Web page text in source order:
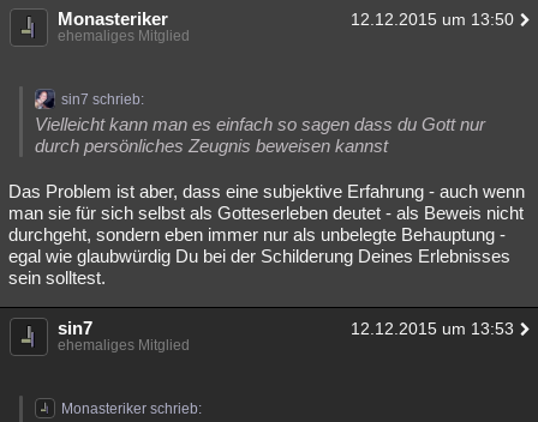
Monasteriker 12.12.2015 um 13:50
ehemaliges Mitglied
sin7 schrieb:
Vielleicht kann man es einfach so sagen dass du Gott nur
durch persönliches Zeugnis beweisen kannst
Das Problem ist aber, dass eine subjektive Erfahrung - auch wenn
man sie für sich selbst als Gotteserleben deutet - als Beweis nicht
durchgeht, sondern eben immer nur als unbelegte Behauptung -
egal wie glaubwürdig Du bei der Schilderung Deines Erlebnisses
sein solltest.
sin7 12.12.2015 um 13:53
ehemaliges Mitglied
Monasteriker schrieb: